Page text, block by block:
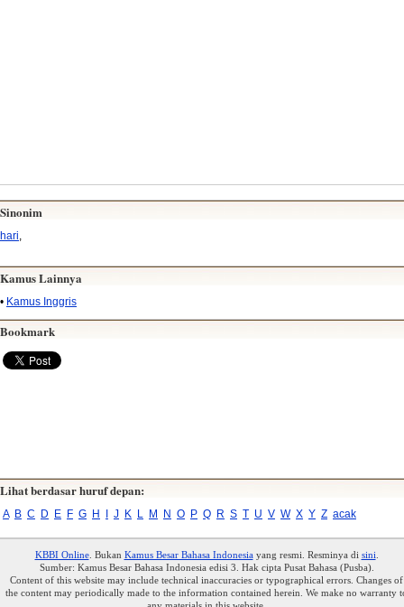
Sinonim
hari
Kamus Lainnya
• Kamus Inggris
Bookmark
Lihat berdasar huruf depan:
A B C D E F G H J K L M N O P Q R S T U V W X Y Z acak
KBBI Online. Bukan Kamus Besar Bahasa Indonesiayang resmi. Resminya di sini
Sumber: Kamus Besar Bahasa Indonesia edisi 3. Hak cipta Pusat Bahasa (Pusba).
Content of this website may include technical inaccuracies or typographical errors. Changes of
the content may periodically made to the information contained herein. We make no warranty